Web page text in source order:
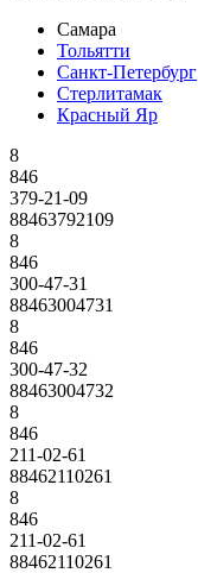
Самара
Тольятти
Санкт-Петербург
Стерлитамак
Красный Яр
8
846
379-21-09
88463792109
8
846
300-47-31
88463004731
8
846
300-47-32
88463004732
8
846
211-02-61
88462110261
8
846
211-02-61
88462110261